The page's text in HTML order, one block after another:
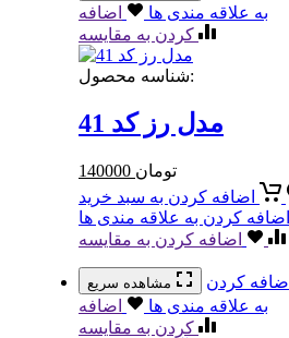
به علاقه مندی ها
اضافه
کردن به مقایسه
شناسه محصول:
مدل رز کد 41
140000 تومان
اضافه کردن به سبد خرید
اضافه کردن به علاقه مندی ها
اضافه کردن به مقایسه
مشاهده سریع
اضافه کردن
به علاقه مندی ها
اضافه
کردن به مقایسه